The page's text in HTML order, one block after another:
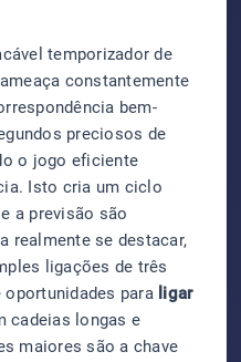
temporizador de
constantemente
bem-
preciosos de
o jogo eficiente
Isto cria um ciclo
a previsão são
realmente se destacar,
ligações de três
para ligar
cadeias longas e
maiores são a chave